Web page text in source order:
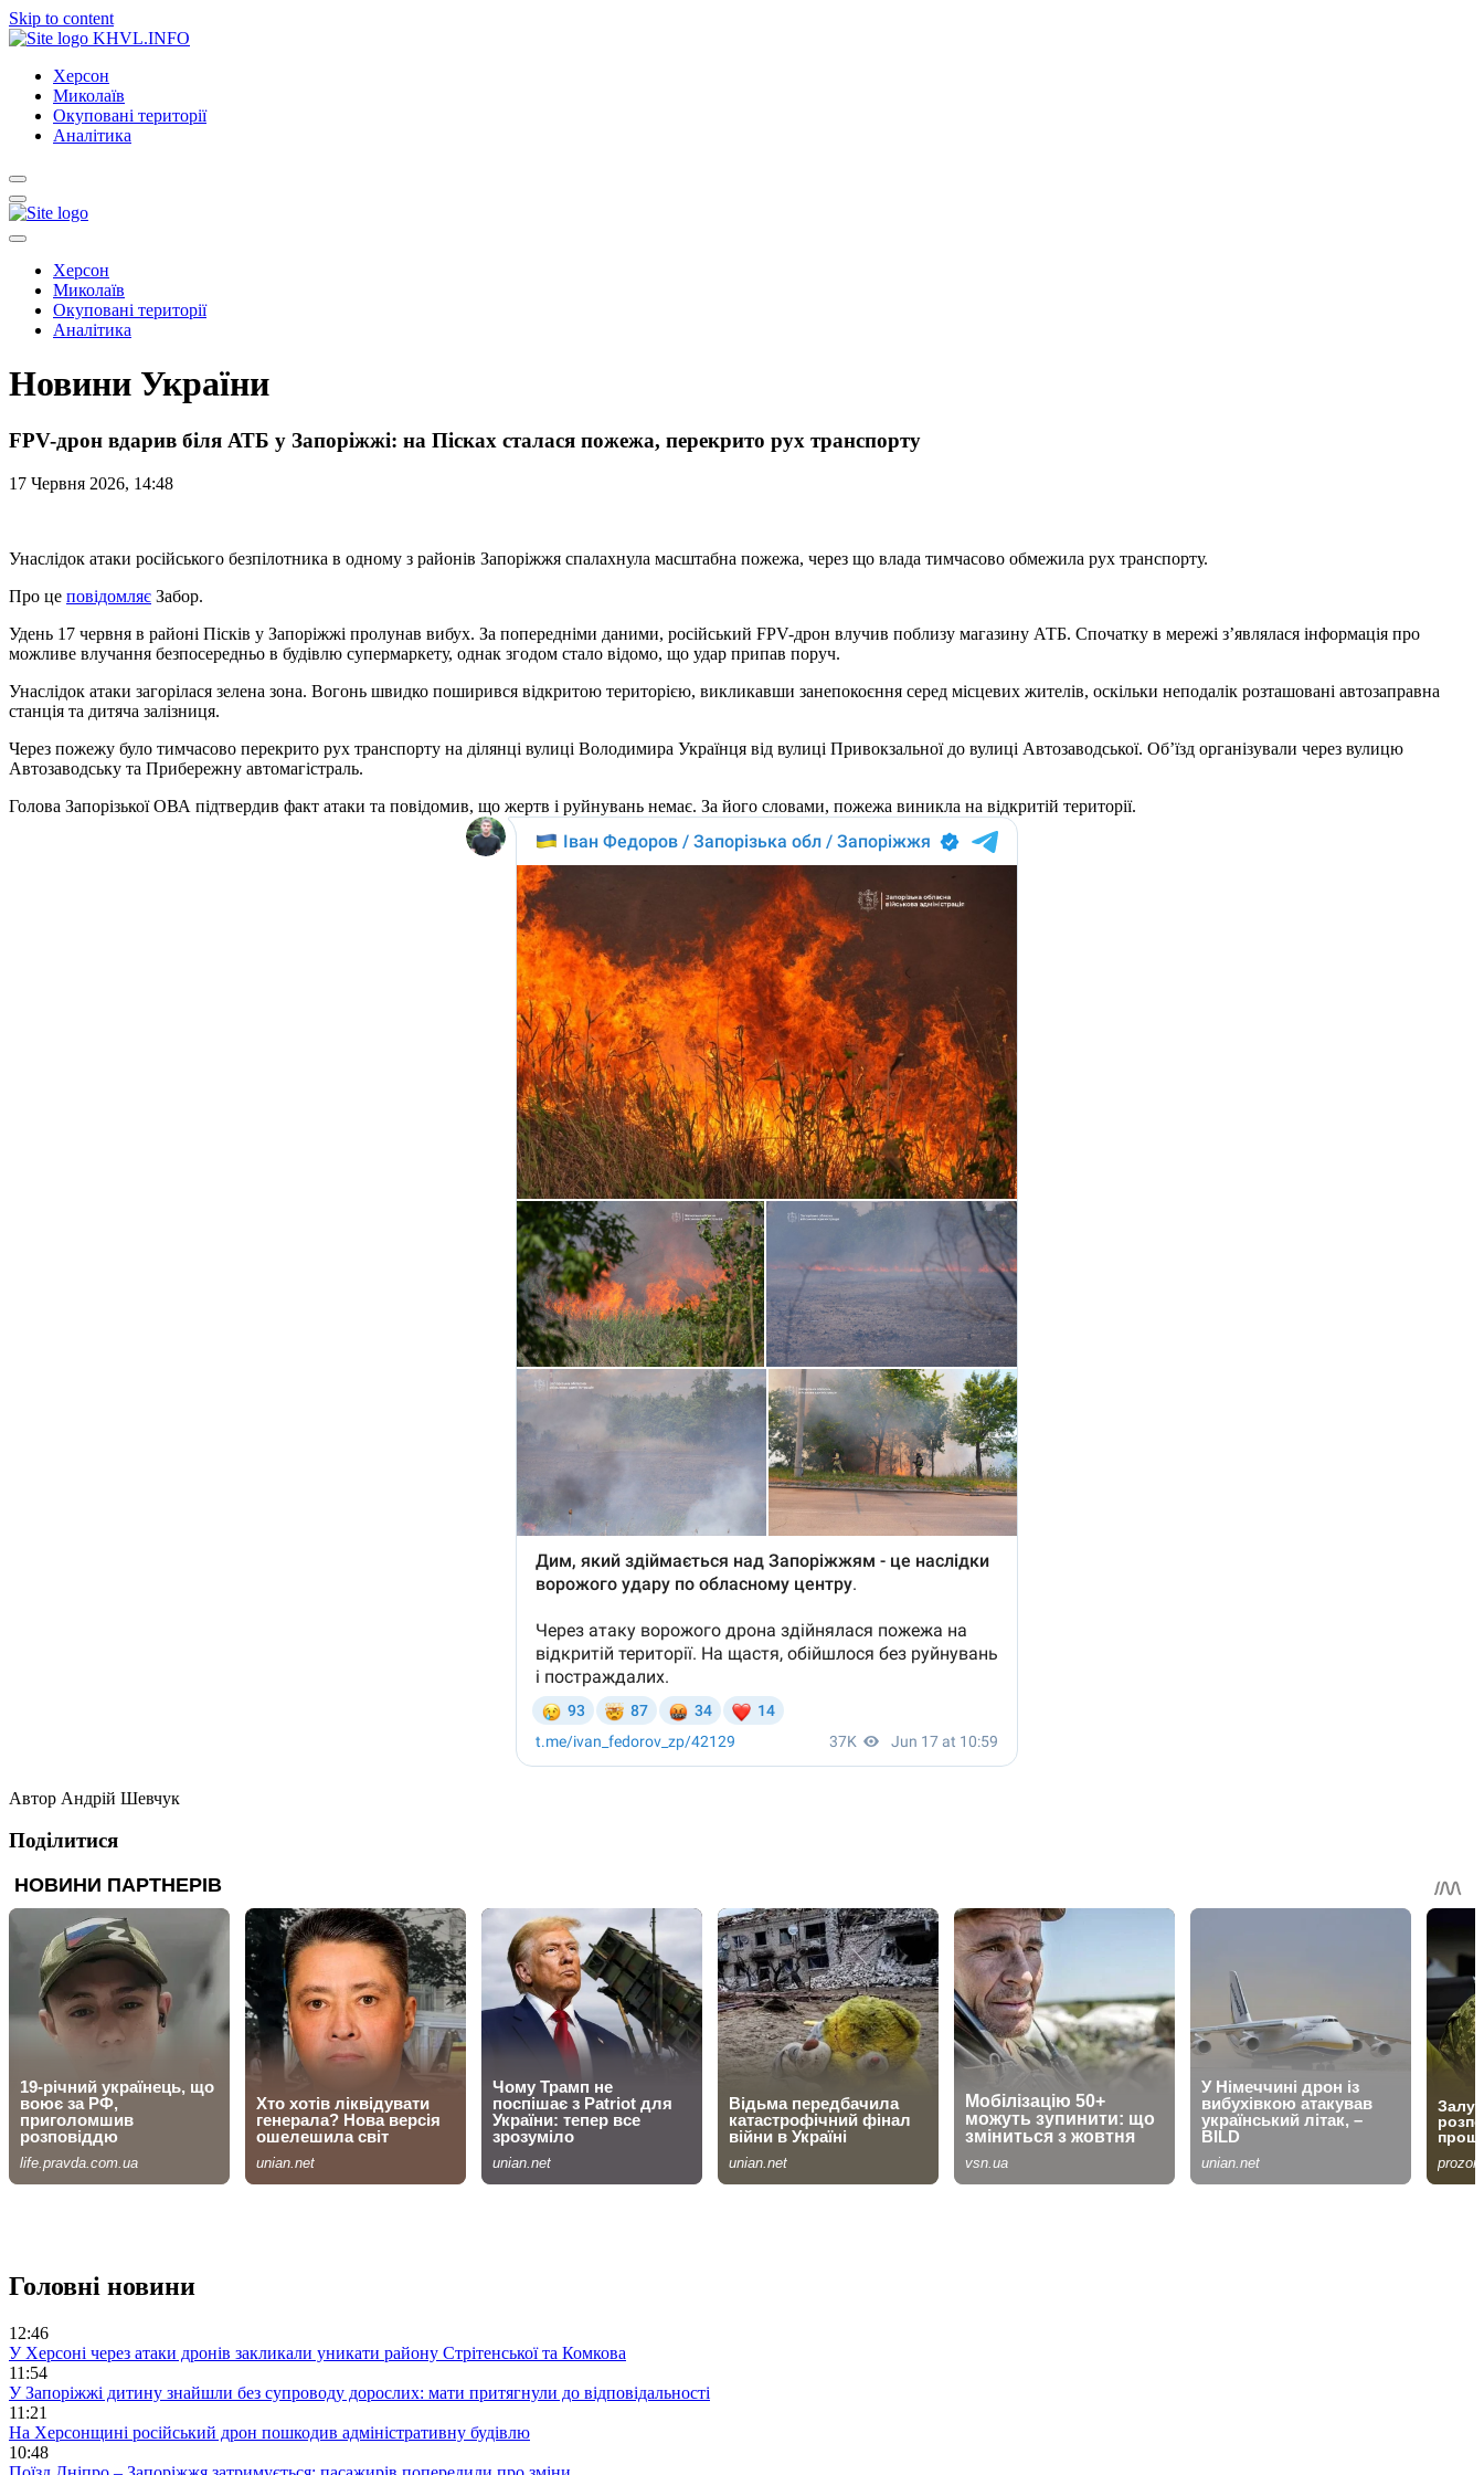
Skip to content
KHVL.INFO
Херсон
Миколаїв
Окуповані території
Аналітика
Херсон
Миколаїв
Окуповані території
Аналітика
Новини України
FPV-дрон вдарив біля АТБ у Запоріжжі: на Пісках сталася пожежа, перекрито рух транспорту
17 Червня 2026, 14:48
Унаслідок атаки російського безпілотника в одному з районів Запоріжжя спалахнула масштабна пожежа, через що влада тимчасово обмежила рух транспорту.
Про це повідомляє Забор.
Удень 17 червня в районі Пісків у Запоріжжі пролунав вибух. За попередніми даними, російський FPV-дрон влучив поблизу магазину АТБ. Спочатку в мережі з’являлася інформація про
можливе влучання безпосередньо в будівлю супермаркету, однак згодом стало відомо, що удар припав поруч.
Унаслідок атаки загорілася зелена зона. Вогонь швидко поширився відкритою територією, викликавши занепокоєння серед місцевих жителів, оскільки неподалік розташовані автозаправна
станція та дитяча залізниця.
Через пожежу було тимчасово перекрито рух транспорту на ділянці вулиці Володимира Українця від вулиці Привокзальної до вулиці Автозаводської. Об’їзд організували через вулицю
Автозаводську та Прибережну автомагістраль.
Голова Запорізької ОВА підтвердив факт атаки та повідомив, що жертв і руйнувань немає. За його словами, пожежа виникла на відкритій території.
Автор Андрій Шевчук
Поділитися
Головні новини
12:46
У Херсоні через атаки дронів закликали уникати району Стрітенської та Комкова
11:54
У Запоріжжі дитину знайшли без супроводу дорослих: мати притягнули до відповідальності
11:21
На Херсонщині російський дрон пошкодив адміністративну будівлю
10:48